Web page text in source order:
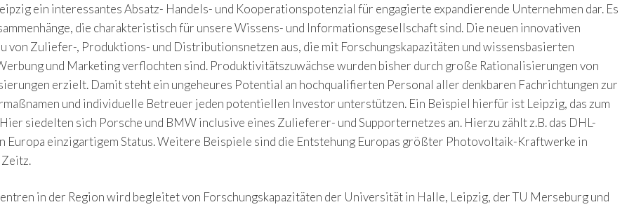
ein interessantes Absatz- Handels- und Kooperationspotenzial für engagierte expandierende Unternehmen dar. Es
die charakteristisch für unsere Wissens- und Informationsgesellschaft sind. Die neuen innovativen
von Zuliefer-, Produktions- und Distributionsnetzen aus, die mit Forschungskapazitäten und wissensbasierten
und Marketing verflochten sind. Produktivitätszuwächse wurden bisher durch große Rationalisierungen von
erzielt. Damit steht ein ungeheures Potential an hochqualifierten Personal aller denkbaren Fachrichtungen zur
und individuelle Betreuer jeden potentiellen Investor unterstützen. Ein Beispiel hierfür ist Leipzig, das zum
siedelten sich Porsche und BMW inclusive eines Zulieferer- und Supporternetzes an. Hierzu zählt z.B. das DHL-
einzigartigem Status. Weitere Beispiele sind die Entstehung Europas größter Photovoltaik-Kraftwerke in
Zeitz.
in der Region wird begleitet von Forschungskapazitäten der Universität in Halle, Leipzig, der TU Merseburg und